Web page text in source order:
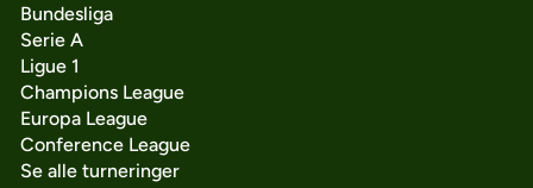
Bundesliga
Serie A
Ligue 1
Champions League
Europa League
Conference League
Se alle turneringer